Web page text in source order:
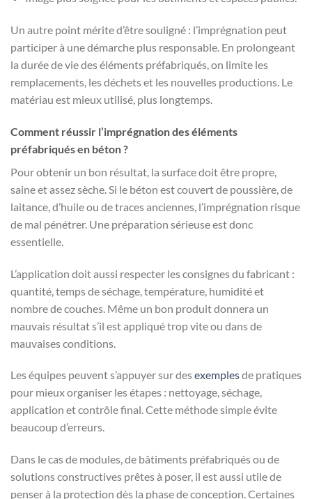
Un autre point mérite d’être souligné : l’imprégnation peut
participer à une démarche plus responsable. En prolongeant
la durée de vie des éléments préfabriqués, on limite les
remplacements, les déchets et les nouvelles productions. Le
matériau est mieux utilisé, plus longtemps.
Comment réussir l’imprégnation des éléments
préfabriqués en béton ?
Pour obtenir un bon résultat, la surface doit être propre,
saine et assez sèche. Si le béton est couvert de poussière, de
laitance, d’huile ou de traces anciennes, l’imprégnation risque
de mal pénétrer. Une préparation sérieuse est donc
essentielle.
L’application doit aussi respecter les consignes du fabricant :
quantité, temps de séchage, température, humidité et
nombre de couches. Même un bon produit donnera un
mauvais résultat s’il est appliqué trop vite ou dans de
mauvaises conditions.
Les équipes peuvent s’appuyer sur desexemplesde pratiques
pour mieux organiser les étapes : nettoyage, séchage,
application et contrôle final. Cette méthode simple évite
beaucoup d’erreurs.
Dans le cas de modules, de bâtiments préfabriqués ou de
solutions constructives prêtes à poser, il est aussi utile de
penser à la protection dès la phase de conception. Certaines